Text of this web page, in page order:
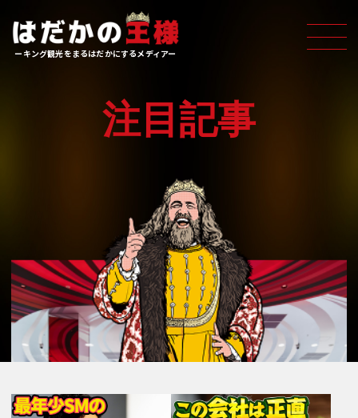
ーキング観光をまるはだかにするメディアー
注目記事